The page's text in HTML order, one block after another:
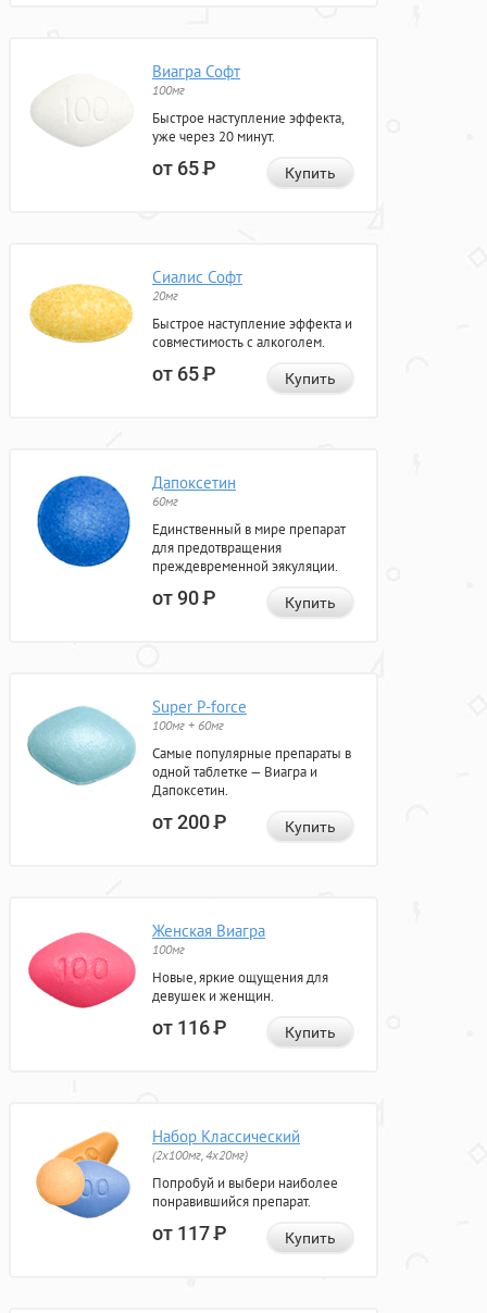
Виагра Софт
100мг
Быстрое наступление эффекта,
уже через 20 минут.
от 65Р Купить
Сиалис Софт
20мг
Быстрое наступление эффекта и
совместимость с алкоголем.
от 65Р Купить
Дапоксетин
60мг
Единственный в мире препарат
для предотвращения
преждевременной эякуляции.
от 90Р Купить
Super P-force
100мг + 60мг
Самые популярные препараты в
одной таблетке — Виагра и
Дапоксетин.
от 200Р Купить
Женская Виагра
100мг
Новые, яркие ощущения для
девушек и женщин.
от 116Р Купить
Набор Классический
(2x100мг, 4x20мг)
Попробуй и выбери наиболее
понравившийся препарат.
от 117Р Купить